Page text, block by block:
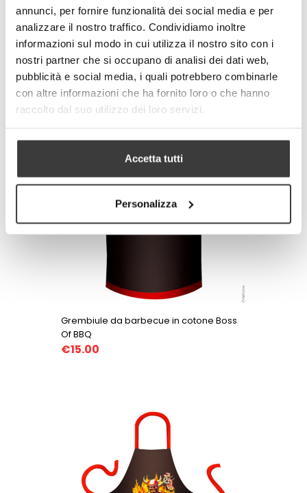
annunci, per fornire funzionalità dei social media e per
analizzare il nostro traffico. Condividiamo inoltre
informazioni sul modo in cui utilizza il nostro sito con i
nostri partner che si occupano di analisi dei dati web,
pubblicità e social media, i quali potrebbero combinarle
con altre informazioni che ha fornito loro o che hanno
raccolto dal suo utilizzo dei loro servizi.
Accetta tutti
Personalizza
Grembiule da barbecue in cotone BBQ
On The Road
€15.00
Grembiule da barbecue in cotone Boss
Of BBQ
€15.00